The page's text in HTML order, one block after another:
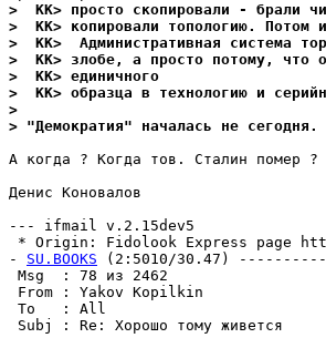
>  KK> просто скопировали - брали
>  KK> копировали топологию. Потом
>  KK>  Административная система
>  KK> злобе, а просто потому, что
>  KK> единичного
>  KK> образца в технологию и
>
> "Демократия" началась не сегодня.
А когда ? Когда тов. Сталин помер ?
Денис Коновалов
--- ifmail v.2.15dev5
* Origin: Fidolook Express page
- SU.BOOKS (2:5010/30.47)
Msg  : 78 из
From : Yakov Kopilkin
To   : All
Subj : Re: